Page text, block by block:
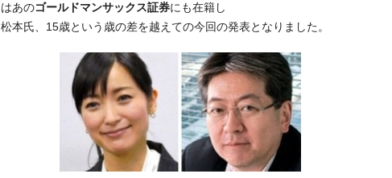
あのゴールドマンサックス証券にも在籍し
本氏、15歳という歳の差を越えての今回の発表となりました。